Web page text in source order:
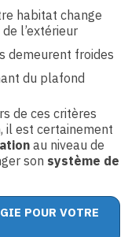
habitat change
l’extérieur
demeurent froides
du plafond
de ces critères
il est certainement
au niveau de
son système de
POUR VOTRE